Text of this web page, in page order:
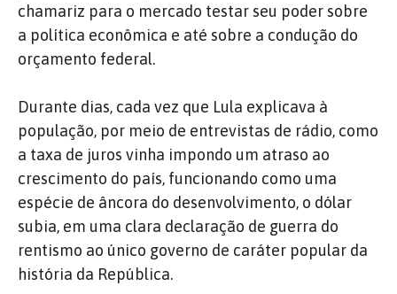
chamariz para o mercado testar seu poder sobre
a política econômica e até sobre a condução do
orçamento federal.
Durante dias, cada vez que Lula explicava à
população, por meio de entrevistas de rádio, como
a taxa de juros vinha impondo um atraso ao
crescimento do país, funcionando como uma
espécie de âncora do desenvolvimento, o dólar
subia, em uma clara declaração de guerra do
rentismo ao único governo de caráter popular da
história da República.